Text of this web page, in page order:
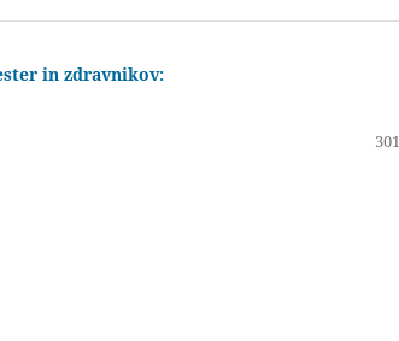
in zdravnikov: